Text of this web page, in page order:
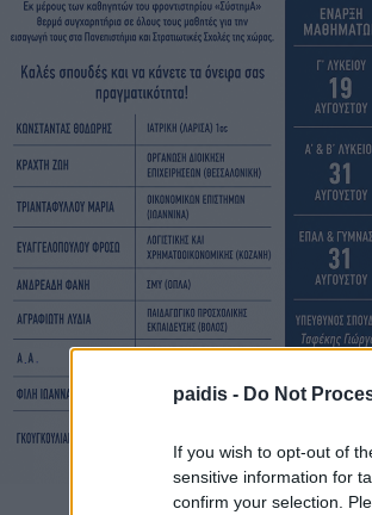
paidis - Do Not
If you wish to opt-out of
sensitive information for
confirm your selection.